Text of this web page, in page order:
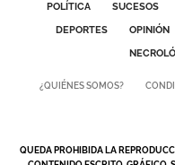
POLÍTICA SUCESOS
DEPORTES
OPINIÓN
¿QUIÉNES SOMOS?
QUEDA PROHIBIDA LA